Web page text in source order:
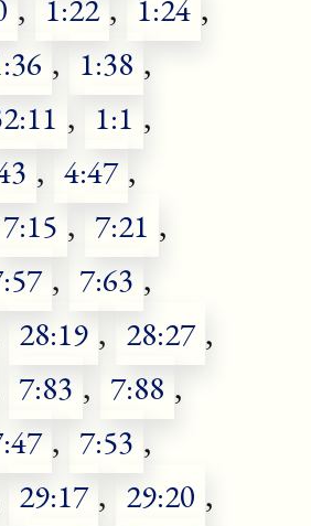
, 1:22 , 1:24 ,
, 1:38 ,
, 1:1 ,
, 4:47 ,
7:15 , 7:21 ,
, 7:63 ,
28:19 , 28:27 ,
7:83 , 7:88 ,
, 7:53 ,
29:17 , 29:20 ,